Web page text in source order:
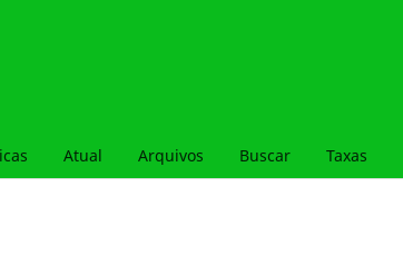
Atual Arquivos Buscar Taxas